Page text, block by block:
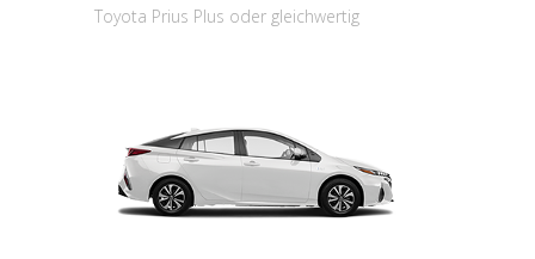
Toyota Prius Plus oder gleichwertig